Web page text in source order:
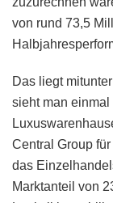
von rund 73,5
Das liegt
sieht man
Central Group
das
Marktanteil von